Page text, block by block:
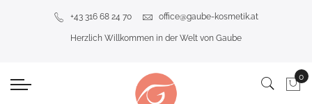
+43 316 68 24 70 office@gaube-kosmetik.at
Herzlich Willkommen in der Welt von Gaube